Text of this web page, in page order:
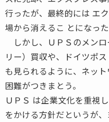
行ったが、最終的には エ
場から消えるこ とになった
しかし、ＵＰＳのメンロ
リー）買収や、ドイツポ
も見られるように、ネッ
困難がつきまとう。
ＵＰＳ は企業文化を重視
をかける方針だというが